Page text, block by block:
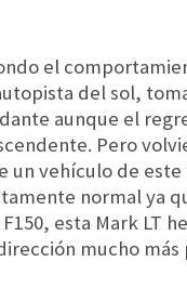
el
del sol,
aunque el
Pero
un vehículo de
normal ya
esta Mark LT
mucho